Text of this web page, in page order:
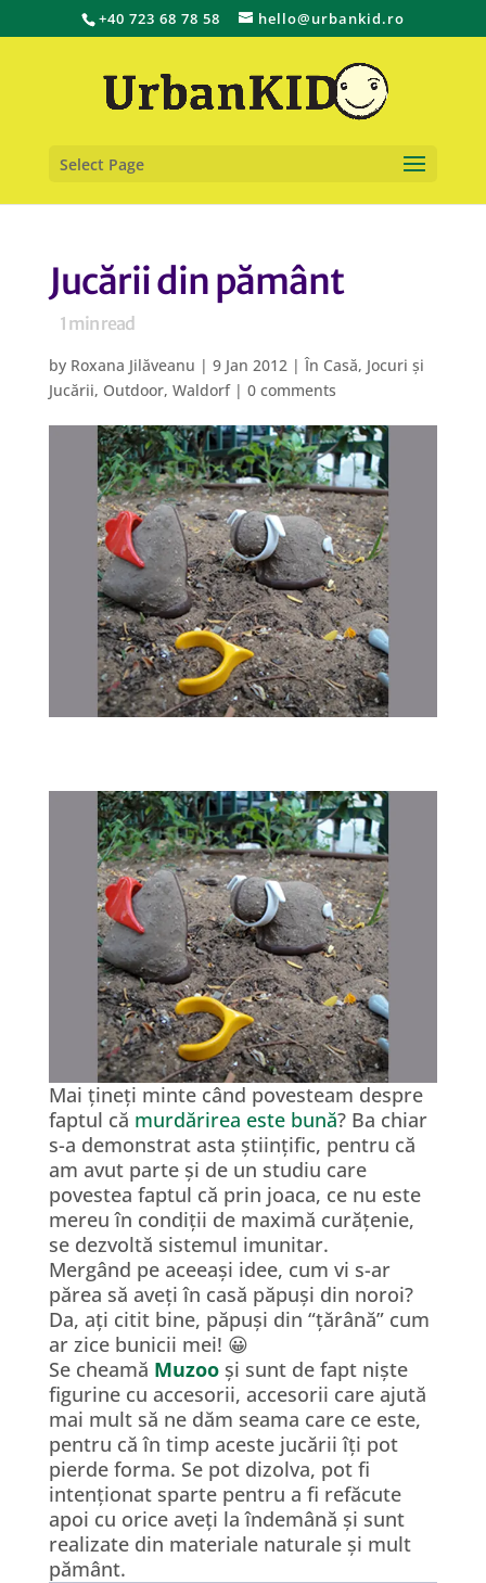
+40 723 68 78 58 hello@urbankid.ro
Select Page
Jucării din pământ
1 min read
by Roxana Jilăveanu | 9 Jan 2012| În Casă, Jocuri și
Jucării, Outdoor, Waldorf| 0 comments
Mai țineți minte când povesteam despre
faptul că murdărirea este bună? Ba chiar
s-a demonstrat asta științific, pentru că
am avut parte și de un studiu care
povestea faptul că prin joaca, ce nu este
mereu în condiții de maximă curățenie,
se dezvoltă sistemul imunitar.
Mergând pe aceeași idee, cum vi s-ar
părea să aveți în casă păpuși din noroi?
Da, ați citit bine, păpuși din “țărână” cum
ar zice bunicii mei! 😀
Se cheamă Muzooși sunt de fapt niște
figurine cu accesorii, accesorii care ajută
mai mult să ne dăm seama care ce este,
pentru că în timp aceste jucării îți pot
pierde forma. Se pot dizolva, pot fi
intenționat sparte pentru a fi refăcute
apoi cu orice aveți la îndemână și sunt
realizate din materiale naturale și mult
pământ.